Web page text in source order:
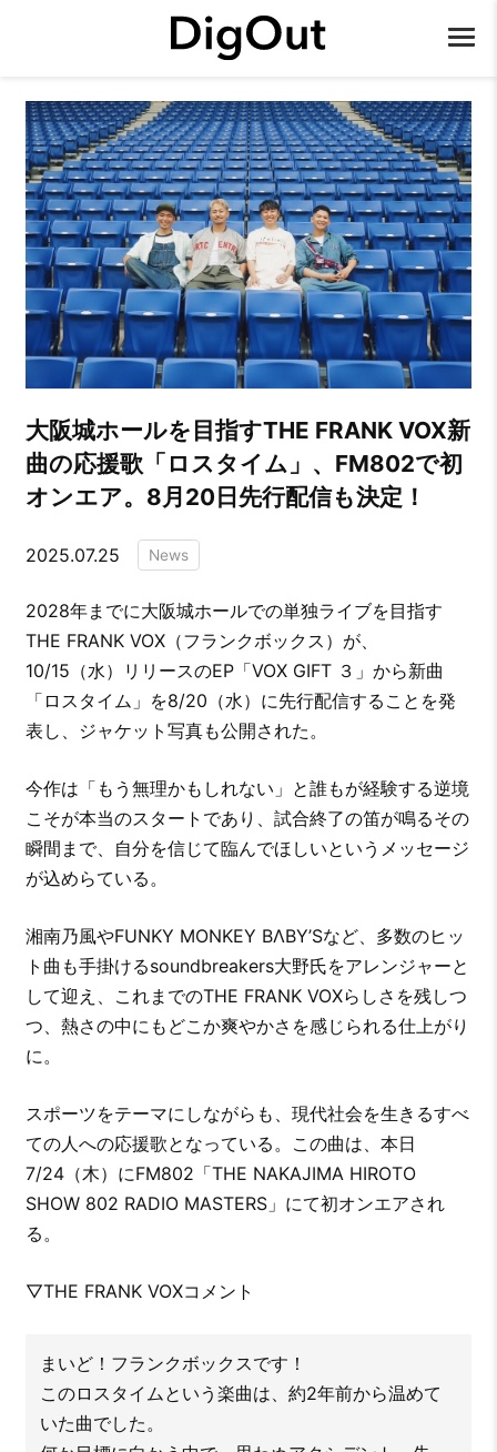
大阪城ホールを目指すTHE FRANK VOX新
曲の応援歌「ロスタイム」、FM802で初
オンエア。8月20日先行配信も決定！
2025.07.25 News
2028年までに大阪城ホールでの単独ライブを目指す
THE FRANK VOX（フランクボックス）が、
10/15（水）リリースのEP「VOX GIFT ３」から新曲
「ロスタイム」を8/20（水）に先行配信することを発
表し、ジャケット写真も公開された。
今作は「もう無理かもしれない」と誰もが経験する逆境
こそが本当のスタートであり、試合終了の笛が鳴るその
瞬間まで、自分を信じて臨んでほしいというメッセージ
が込めらている。
湘南乃風やFUNKY MONKEY BΛBY’Sなど、多数のヒッ
ト曲も手掛けるsoundbreakers大野氏をアレンジャーと
して迎え、これまでのTHE FRANK VOXらしさを残しつ
つ、熱さの中にもどこか爽やかさを感じられる仕上がり
に。
スポーツをテーマにしながらも、現代社会を生きるすべ
ての人への応援歌となっている。この曲は、本日
7/24（木）にFM802「THE NAKAJIMA HIROTO
SHOW 802 RADIO MASTERS」にて初オンエアされ
る。
▽THE FRANK VOXコメント
まいど！フランクボックスです！
このロスタイムという楽曲は、約2年前から温めて
いた曲でした。